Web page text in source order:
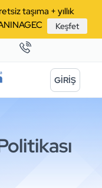
taşıma + yıllık
Keşfet
GİRİŞ